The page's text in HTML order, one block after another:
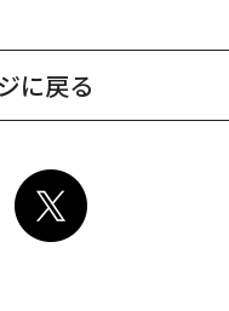
に戻る